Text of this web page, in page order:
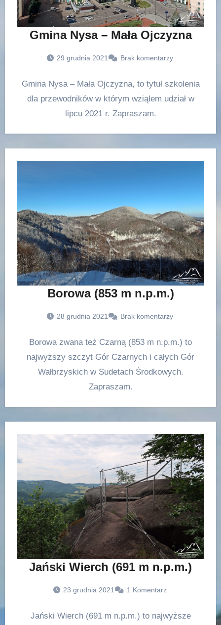
Gmina Nysa – Mała Ojczyzna
29 grudnia 2021 Brak komentarzy
Gmina Nysa – Mała Ojczyzna, to tytuł szkolenia
dla przewodników w którym wziąłem udział w
lipcu 2021 r. Zapraszam.
Borowa (853 m n.p.m.)
28 grudnia 2021 Brak komentarzy
Borowa zwana też Czarną (853 m n.p.m.) to
najwyższy szczyt Gór Czarnych i całych Gór
Wałbrzyskich w Sudetach Środkowych.
Zapraszam.
Jański Wierch (691 m n.p.m.)
23 grudnia 2021 1 Komentarz
Jański Wierch (691 m n.p.m.) to najwyższe